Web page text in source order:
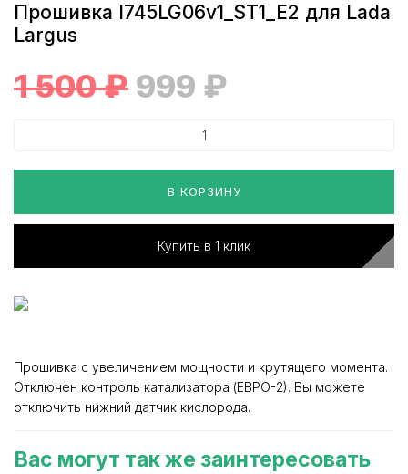
Прошивка I745LG06v1_ST1_E2 для Lada
Largus
1 500₽ 999 ₽
В КОРЗИНУ
Купить в 1 клик
Прошивка с увеличением мощности и крутящего момента.
Отключен контроль катализатора (ЕВРО-2). Вы можете
отключить нижний датчик кислорода.
Вас могут так же заинтересовать